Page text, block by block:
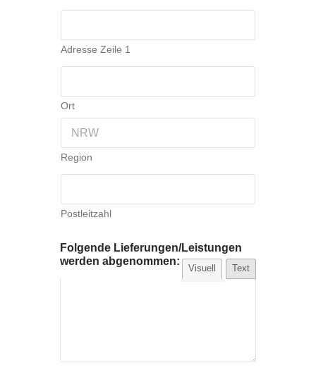
Adresse Zeile 1
Ort
Region
Postleitzahl
Folgende Lieferungen/Leistungen
werden abgenommen:
Visuell Text